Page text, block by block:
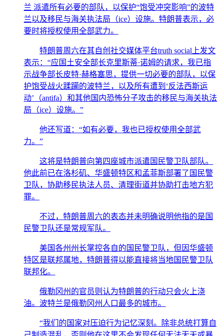
兰 派遣所有必要的部队，以保护“饱受冲突影响”的波特
兰以及移民与海关执法局（ice）设施。特朗普表示，必
要时将授权使用全部武力。
特朗普周六在其自创社交媒体平台truth social上发文
表示：“应国土安全部长克里斯蒂·诺姆的请求，我已指
示战争部长皮特·赫格塞思，提供一切必要的部队，以保
护饱受战火蹂躏的波特兰，以及所有遭到‘反法西斯运
动’（antifa）和其他国内恐怖分子攻击的移民与海关执法
局（ice）设施。”
他还写道：“如有必要，我也已授权使用全部武
力。”
这将是特朗普向第四座城市派遣国民警卫队部队。
他此前已在洛杉矶、华盛顿特区和孟菲斯部署了国民警
卫队，协助移民执法人员、清理街道并协助打击地方犯
罪。
不过，特朗普周六的表态并未明确说明他指的是国
民警卫队还是常规军队。
美国各州州长掌控各自的国民警卫队，但因华盛顿
特区是联邦属地，特朗普得以能直接将当地国民警卫队
联邦化。
俄勒冈州的官员则认为特朗普的行动只会火上浇
油。波特兰是俄勒冈州人口最多的城市。
“我们的国家对压迫行为记忆深刻。除非总统打算自